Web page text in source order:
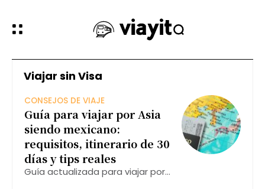
Viajar sin Visa
CONSEJOS DE VIAJE
Guía para viajar por Asia
siendo mexicano:
requisitos, itinerario de 30
días y tips reales
Guía actualizada para viajar por